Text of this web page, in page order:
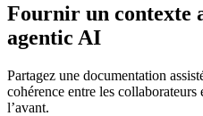
Fournir un contexte
agentic AI
Partagez une documentation
cohérence entre les
l’avant.